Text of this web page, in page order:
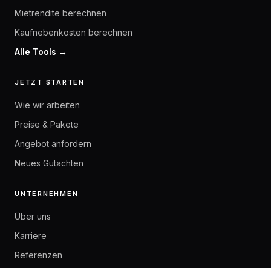
Mietrendite berechnen
Kaufnebenkosten berechnen
Alle Tools →
JETZT STARTEN
Wie wir arbeiten
Preise & Pakete
Angebot anfordern
Neues Gutachten
UNTERNEHMEN
Über uns
Karriere
Referenzen